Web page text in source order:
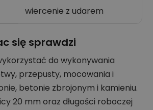
wiercenie z udarem
się sprawdzi
do wykonywania
przepusty, mocowania i
betonie zbrojonym i kamieniu.
20 mm oraz długości roboczej